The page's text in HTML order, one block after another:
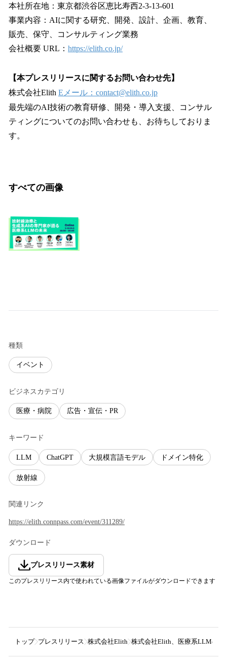
本社所在地：東京都渋谷区恵比寿西2-3-13-601
事業内容：AIに関する研究、開発、設計、企画、教育、
販売、保守、コンサルティング業務
会社概要 URL： https://elith.co.jp/
【本プレスリリースに関するお問い合わせ先】
株式会社Elith Eメール：contact@elith.co.jp
最先端のAI技術の教育研修、開発・導入支援、コンサル
ティングについてのお問い合わせも、お待ちしておりま
す。
すべての画像
種類
イベント
ビジネスカテゴリ
医療・病院 広告・宣伝・PR
キーワード
LLM ChatGPT 大規模言語モデル ドメイン特化
放射線
関連リンク
https://elith.connpass.com/event/311289/
ダウンロード
プレスリリース素材
このプレスリリース内で使われている画像ファイルがダウンロードできます
トップ プレスリリース 株式会社Elith 株式会社Elith、医療系LLMの